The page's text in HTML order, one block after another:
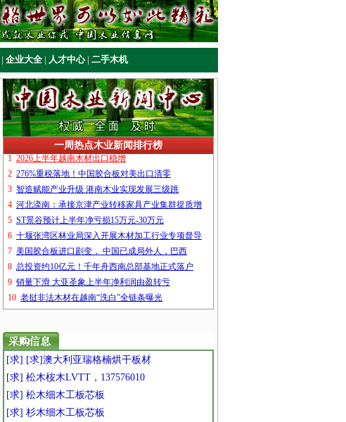
| 企业大全 | 人才中心 | 二手木机
[求] [求]澳大利亚瑞格楠烘干板材
[求] 松木桉木LVTT，137576010
[求] 松木细木工板芯板
[求] 杉木细木工板芯板